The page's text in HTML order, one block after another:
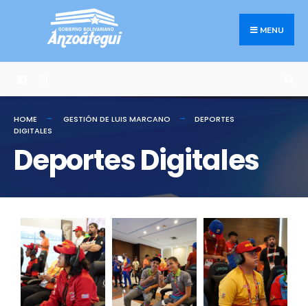
MENU
HOME GESTIÓN DE LUIS MARCANO
DEPORTES
DIGITALES
Deportes Digitales